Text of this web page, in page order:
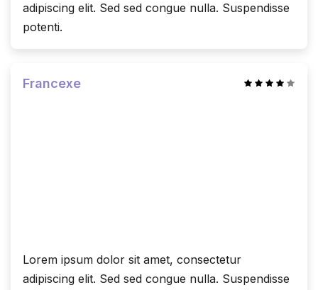
adipiscing elit. Sed sed congue nulla. Suspendisse
potenti.
Francexe
Lorem ipsum dolor sit amet, consectetur
adipiscing elit. Sed sed congue nulla. Suspendisse